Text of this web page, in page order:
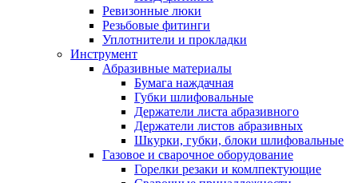
Ревизонные люки
Резьбовые фитинги
Уплотнители и прокладки
Инструмент
Абразивные материалы
Бумага наждачная
Губки шлифовальные
Держатели листа абразивного
Держатели листов абразивных
Шкурки, губки, блоки шлифовальные
Газовое и сварочное оборудование
Горелки резаки и комлпектующие